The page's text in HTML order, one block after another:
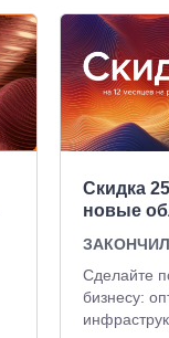
Скидка
новые
Сделайте
бизнесу: